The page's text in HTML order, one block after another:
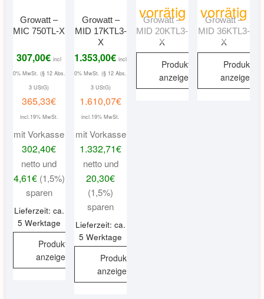
Growatt –
MIC 750TL-X
307,00€ incl
0% MwSt. (§ 12 Abs.
3 UStG)
365,33€
incl.19% MwSt.
mit Vorkasse
302,40€
netto und
4,61€(1,5%)
sparen
Lieferzeit: ca.
5 Werktage
Produkt
anzeigen
Growatt –
MID 17KTL3-
X
1.353,00€ incl
0% MwSt. (§ 12 Abs.
3 UStG)
1.610,07€
incl.19% MwSt.
mit Vorkasse
1.332,71€
netto und
20,30€
(1,5%)
sparen
Lieferzeit: ca.
5 Werktage
Produkt
anzeigen
Growatt –
MID 20KTL3-
X
Produkt
anzeigen
vorrätig
Growatt –
MID 36KTL3-
X
Produkt
anzeigen
vorrätig